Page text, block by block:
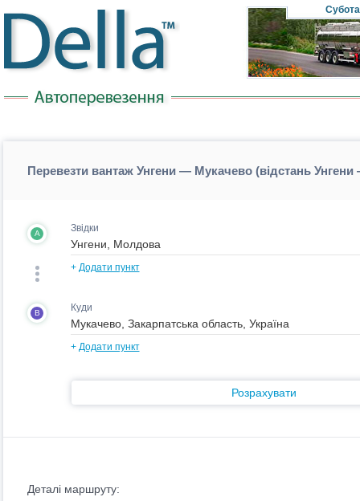
Субота
Перевезти вантаж Унгени — Мукачево (відстань
A Звідки
+ Додати пункт
B Куди
+ Додати пункт
Розрахувати
Деталі маршруту: